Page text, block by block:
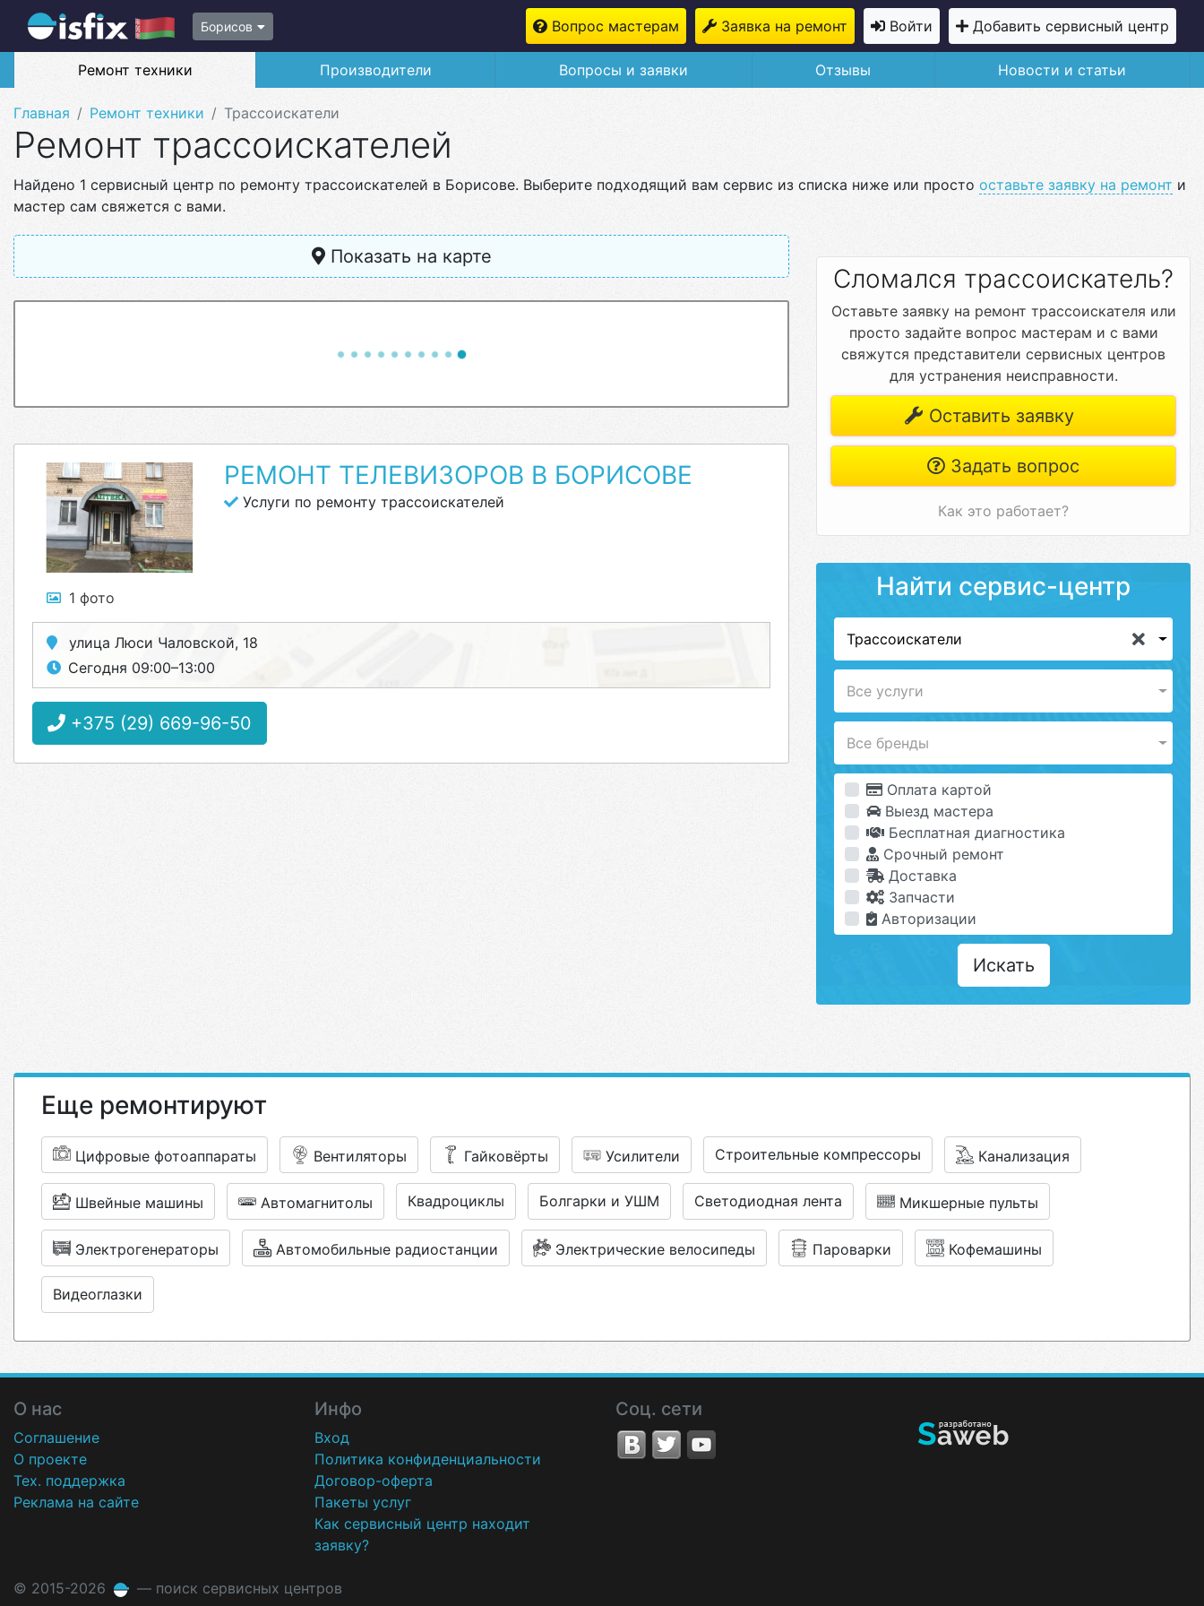
Борисов Вопрос мастерам Заявка на ремонт Войти Добавить сервисный центр
Ремонт техники Производители Вопросы и заявки Отзывы Новости и статьи
Главная Ремонт техники Трассоискатели
Ремонт трассоискателей
Найдено 1 сервисный центр по ремонту трассоискателей в Борисове. Выберите подходящий вам сервис из списка ниже или просто оставьте заявку на ремонт и
мастер сам свяжется с вами.
Показать на карте
1 фото
РЕМОНТ ТЕЛЕВИЗОРОВ В БОРИСОВЕ
Услуги по ремонту трассоискателей
улица Люси Чаловской, 18
Сегодня 09:00–13:00
+375 (29) 669-96-50
Сломался трассоискатель?
Оставьте заявку на ремонт трассоискателя или
просто задайте вопрос мастерам и с вами
свяжутся представители сервисных центров
для устранения неисправности.
Оставить заявку
Задать вопрос
Как это работает?
Найти сервис-центр
Трассоискатели
Все услуги
Все бренды
Оплата картой
Выезд мастера
Бесплатная диагностика
Срочный ремонт
Доставка
Запчасти
Авторизации
Искать
Еще ремонтируют
Цифровые фотоаппараты Вентиляторы Гайковёрты Усилители Строительные компрессоры Канализация
Швейные машины Автомагнитолы Квадроциклы Болгарки и УШМ Светодиодная лента Микшерные пульты
Электрогенераторы Автомобильные радиостанции Электрические велосипеды Пароварки Кофемашины
Видеоглазки
О нас
Соглашение
О проекте
Тех. поддержка
Реклама на сайте
Инфо
Вход
Политика конфиденциальности
Договор-оферта
Пакеты услуг
Как сервисный центр находит
заявку?
Соц. сети
© 2015-2026 — поиск сервисных центров